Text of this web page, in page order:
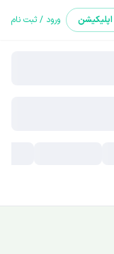
اپلیکیشن ورود / ثبت نام